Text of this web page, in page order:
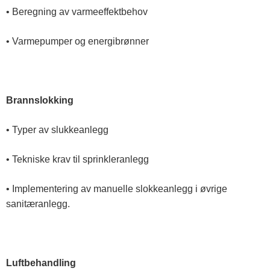
k
• Beregning av varmeeffektbehov
• Varmepumper og energibrønner
Brannslokking
• Typer av slukkeanlegg
• Tekniske krav til sprinkleranlegg
• Implementering av manuelle slokkeanlegg i øvrige
sanitæranlegg.
Luftbehandling